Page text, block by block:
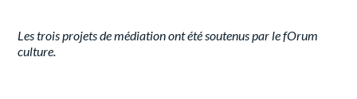
Les trois projets de médiation ont été soutenus par le fOrum
culture.